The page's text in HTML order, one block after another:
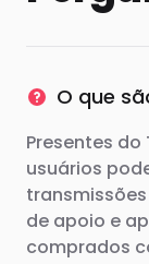
O que
Presentes
usuários
de apoio e
comprados